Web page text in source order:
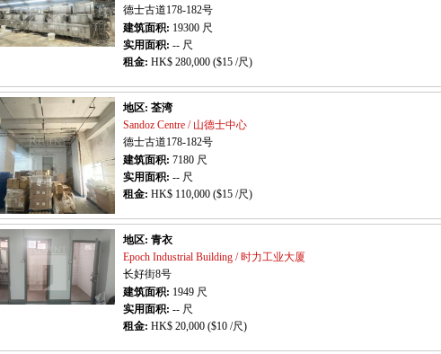
德士古道178-182号
建筑面积: 19300 尺
实用面积: -- 尺
租金: HK$ 280,000 ($15 /尺)
地区: 荃湾
Sandoz Centre / 山德士中心
德士古道178-182号
建筑面积: 7180 尺
实用面积: -- 尺
租金: HK$ 110,000 ($15 /尺)
地区: 青衣
Epoch Industrial Building / 时力工业大厦
长好街8号
建筑面积: 1949 尺
实用面积: -- 尺
租金: HK$ 20,000 ($10 /尺)